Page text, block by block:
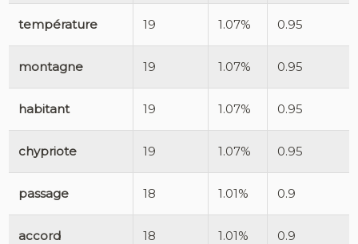
température 19 1.07% 0.95
montagne 19 1.07% 0.95
habitant 19 1.07% 0.95
chypriote 19 1.07% 0.95
passage 18 1.01% 0.9
accord 18 1.01% 0.9